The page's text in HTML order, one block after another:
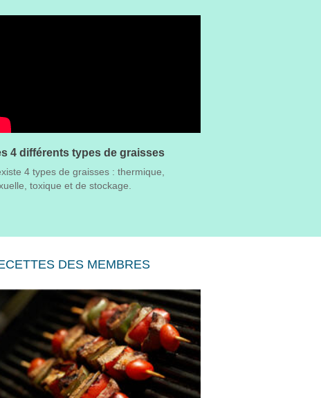
4 différents types de graisses
4 types de graisses : thermique,
toxique et de stockage.
DES MEMBRES